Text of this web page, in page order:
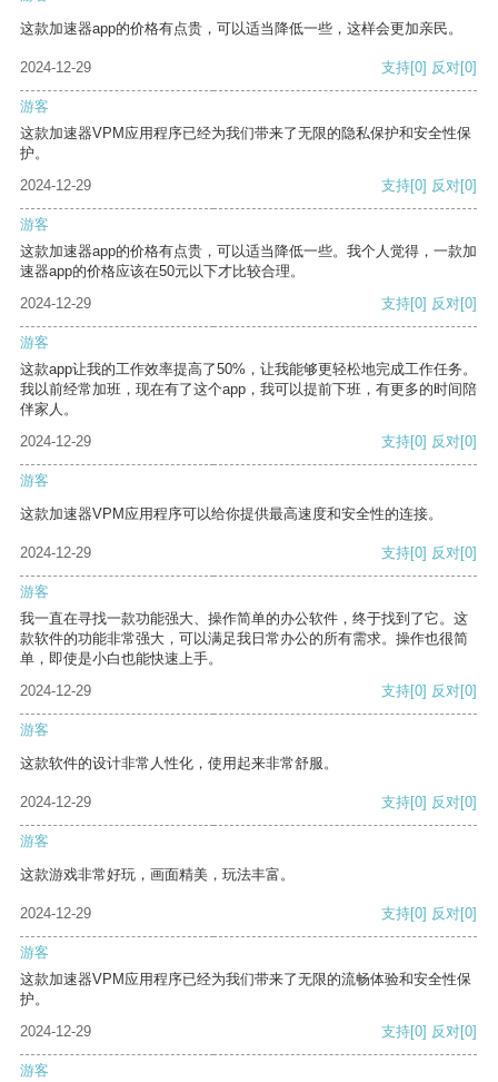
这款加速器app的价格有点贵，可以适当降低一些，这样会更加亲民。
2024-12-29 支持[0] 反对[0]
游客
这款加速器VPM应用程序已经为我们带来了无限的隐私保护和安全性保
护。
2024-12-29
支持[0] 反对[0]
游客
这款加速器app的价格有点贵，可以适当降低一些。我个人觉得，一款加
速器app的价格应该在50元以下才比较合理。
2024-12-29
支持[0] 反对[0]
游客
这款app让我的工作效率提高了50%，让我能够更轻松地完成工作任务。
我以前经常加班，现在有了这个app，我可以提前下班，有更多的时间陪
伴家人。
2024-12-29
支持[0] 反对[0]
游客
这款加速器VPM应用程序可以给你提供最高速度和安全性的连接。
2024-12-29 支持[0] 反对[0]
游客
我一直在寻找一款功能强大、操作简单的办公软件，终于找到了它。这
款软件的功能非常强大，可以满足我日常办公的所有需求。操作也很简
单，即使是小白也能快速上手。
2024-12-29
支持[0] 反对[0]
游客
这款软件的设计非常人性化，使用起来非常舒服。
2024-12-29 支持[0] 反对[0]
游客
这款游戏非常好玩，画面精美，玩法丰富。
2024-12-29 支持[0] 反对[0]
游客
这款加速器VPM应用程序已经为我们带来了无限的流畅体验和安全性保
护。
2024-12-29
支持[0] 反对[0]
游客